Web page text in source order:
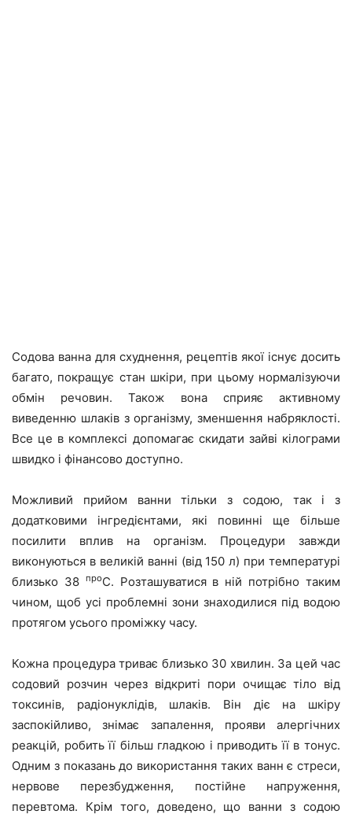
Содова ванна для схуднення, рецептів якої існує досить
багато, покращує стан шкіри, при цьому нормалізуючи
обмін речовин. Також вона сприяє активному
виведенню шлаків з організму, зменшення набряклості.
Все це в комплексі допомагає скидати зайві кілограми
швидко і фінансово доступно.
Можливий прийом ванни тільки з содою, так і з
додатковими інгредієнтами, які повинні ще більше
посилити вплив на організм. Процедури завжди
виконуються в великій ванні (від 150 л) при температурі
близько 38 проС. Розташуватися в ній потрібно таким
чином, щоб усі проблемні зони знаходилися під водою
протягом усього проміжку часу.
Кожна процедура триває близько 30 хвилин. За цей час
содовий розчин через відкриті пори очищає тіло від
токсинів, радіонуклідів, шлаків. Він діє на шкіру
заспокійливо, знімає запалення, прояви алергічних
реакцій, робить її більш гладкою і приводить її в тонус.
Одним з показань до використання таких ванн є стреси,
нервове перезбудження, постійне напруження,
перевтома. Крім того, доведено, що ванни з содою